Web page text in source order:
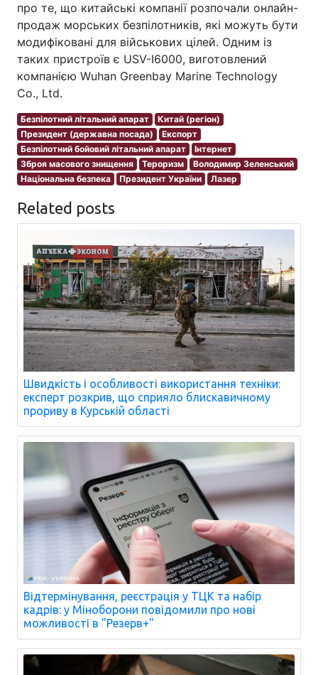
про те, що китайські компанії розпочали онлайн-
продаж морських безпілотників, які можуть бути
модифіковані для військових цілей. Одним із
таких пристроїв є USV-I6000, виготовлений
компанією Wuhan Greenbay Marine Technology
Co., Ltd.
Безпілотний літальний апарат
Китай (регіон)
Президент (державна посада)
Експорт
Безпілотний бойовий літальний апарат
Інтернет
Зброя масового знищення
Тероризм
Володимир Зеленський
Національна безпека
Президент України Лазер
Related posts
Швидкість і особливості використання техніки:
експерт розкрив, що сприяло блискавичному
прориву в Курській області
Відтермінування, реєстрація у ТЦК та набір
кадрів: у Міноборони повідомили про нові
можливості в "Резерв+"